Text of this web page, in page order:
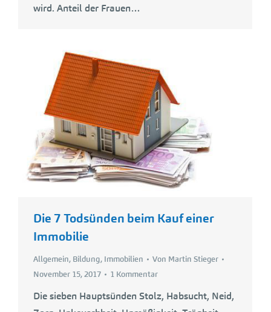
wird. Anteil der Frauen…
Die 7 Todsünden beim Kauf einer
Immobilie
Allgemein, Bildung, Immobilien Von Martin Stieger
November 15, 2017
1 Kommentar
Die sieben Hauptsünden Stolz, Habsucht, Neid,